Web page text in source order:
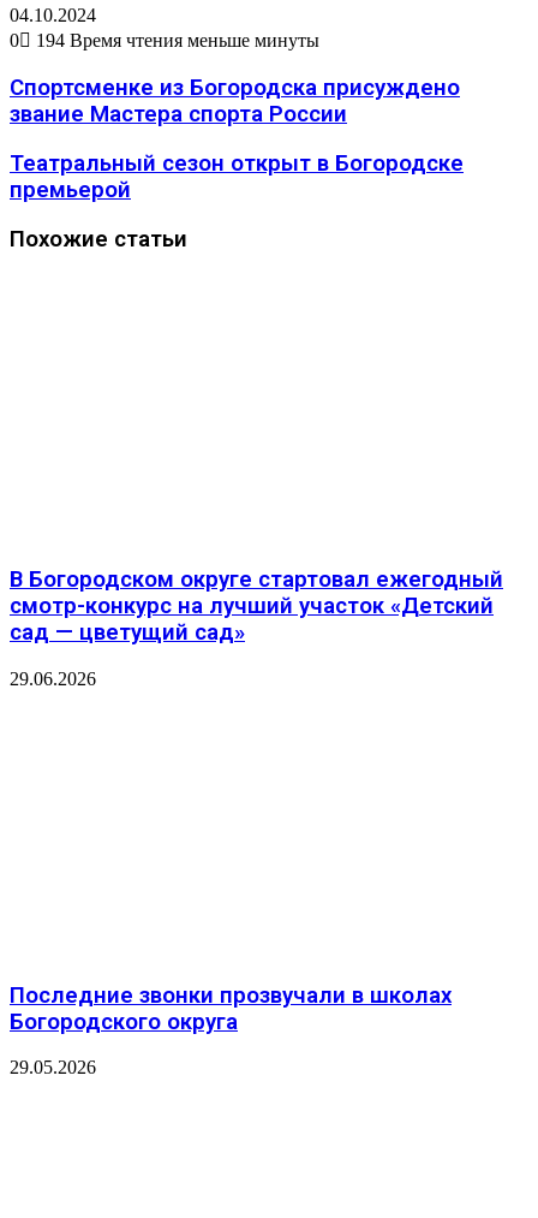
04.10.2024
0
194 Время чтения меньше минуты
Спортсменке из Богородска присуждено
звание Мастера спорта России
Театральный сезон открыт в Богородске
премьерой
Похожие статьи
В Богородском округе стартовал ежегодный
смотр-конкурс на лучший участок «Детский
сад — цветущий сад»
29.06.2026
Последние звонки прозвучали в школах
Богородского округа
29.05.2026